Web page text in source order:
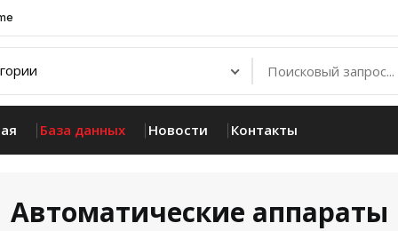
База данных Новости Контакты
Автоматические аппараты